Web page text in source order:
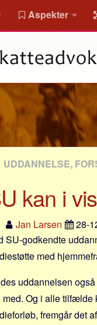
Aspekter
UDDANNELSE,
kan i
Jan Larsen 28-
SU-godkendte
med
uddannelsen
med. Og i alle tilfælde
fremgår det